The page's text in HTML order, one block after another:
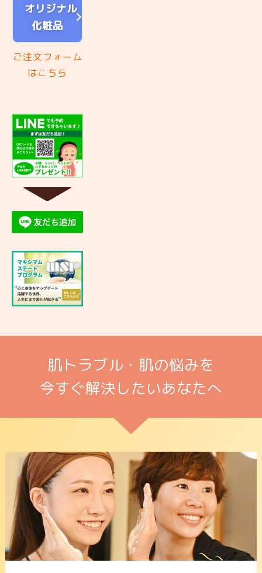
オリジナル
化粧品
ご注文フォーム
はこちら
▼
肌トラブル・肌の悩みを
今すぐ解決したいあなたへ